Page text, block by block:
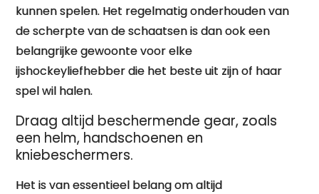
kunnen spelen. Het regelmatig onderhouden van
de scherpte van de schaatsen is dan ook een
belangrijke gewoonte voor elke
ijshockeyliefhebber die het beste uit zijn of haar
spel wil halen.
Draag altijd beschermende gear, zoals
een helm, handschoenen en
kniebeschermers.
Het is van essentieel belang om altijd